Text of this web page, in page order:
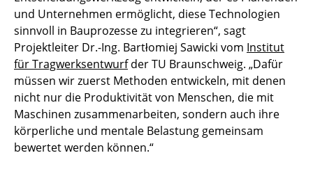
und Unternehmen ermöglicht, diese Technologien
sinnvoll in Bauprozesse zu integrieren“, sagt
Projektleiter Dr.-Ing. Bartłomiej Sawicki vom Institut
für Tragwerksentwurfder TU Braunschweig. „Dafür
müssen wir zuerst Methoden entwickeln, mit denen
nicht nur die Produktivität von Menschen, die mit
Maschinen zusammenarbeiten, sondern auch ihre
körperliche und mentale Belastung gemeinsam
bewertet werden können.“